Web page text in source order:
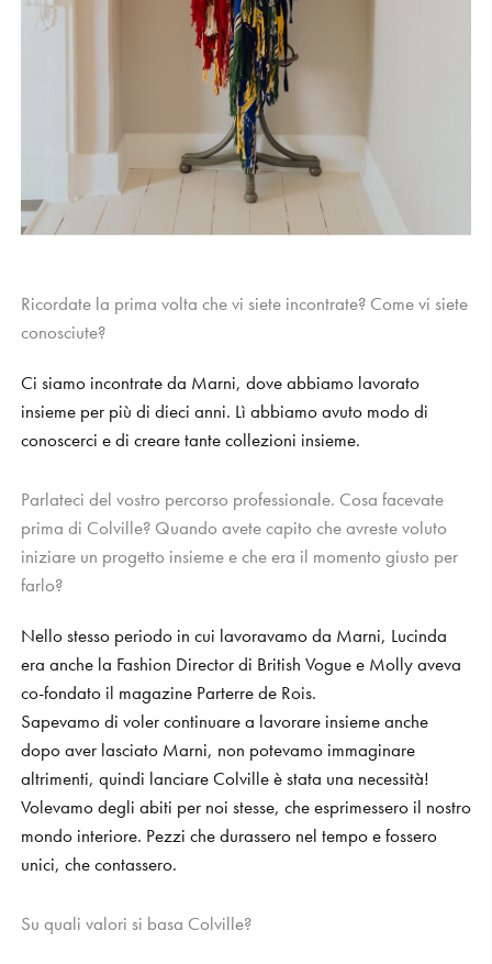
Ricordate la prima volta che vi siete incontrate? Come vi siete
conosciute?
Ci siamo incontrate da Marni, dove abbiamo lavorato
insieme per più di dieci anni. Lì abbiamo avuto modo di
conoscerci e di creare tante collezioni insieme.
Parlateci del vostro percorso professionale. Cosa facevate
prima di Colville? Quando avete capito che avreste voluto
iniziare un progetto insieme e che era il momento giusto per
farlo?
Nello stesso periodo in cui lavoravamo da Marni, Lucinda
era anche la Fashion Director di British Vogue e Molly aveva
co-fondato il magazine Parterre de Rois.
Sapevamo di voler continuare a lavorare insieme anche
dopo aver lasciato Marni, non potevamo immaginare
altrimenti, quindi lanciare Colville è stata una necessità!
Volevamo degli abiti per noi stesse, che esprimessero il nostro
mondo interiore. Pezzi che durassero nel tempo e fossero
unici, che contassero.
Su quali valori si basa Colville?